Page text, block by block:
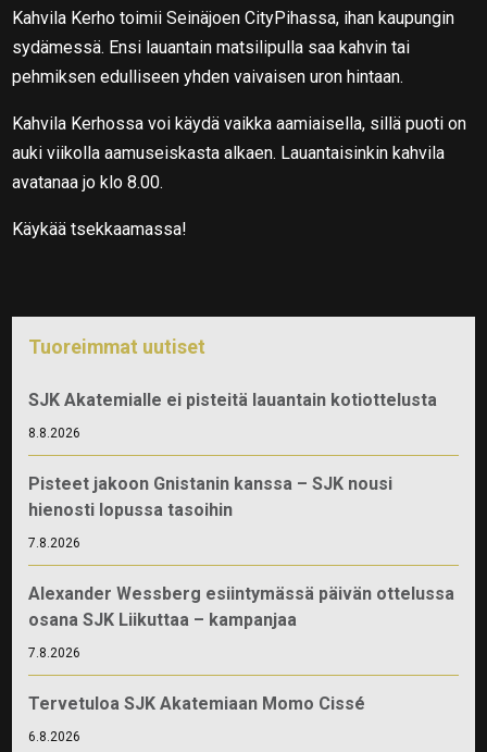
Kahvila Kerho toimii Seinäjoen CityPihassa, ihan kaupungin
sydämessä. Ensi lauantain matsilipulla saa kahvin tai
pehmiksen edulliseen yhden vaivaisen uron hintaan.
Kahvila Kerhossa voi käydä vaikka aamiaisella, sillä puoti on
auki viikolla aamuseiskasta alkaen. Lauantaisinkin kahvila
avatanaa jo klo 8.00.
Käykää tsekkaamassa!
Tuoreimmat uutiset
SJK Akatemialle ei pisteitä lauantain kotiottelusta
8.8.2026
Pisteet jakoon Gnistanin kanssa – SJK nousi
hienosti lopussa tasoihin
7.8.2026
Alexander Wessberg esiintymässä päivän ottelussa
osana SJK Liikuttaa – kampanjaa
7.8.2026
Tervetuloa SJK Akatemiaan Momo Cissé
6.8.2026